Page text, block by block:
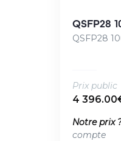
QSFP28
QSFP28
Prix public
4
Notre prix
compte